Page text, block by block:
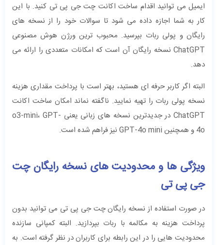
ایمیل می‌ توانید اقدام ساخت اکانت چت جی پی تی کنید. با این
کار به شما اجازه داده می‌ شود تا سوالات خود را از نسخه ‌های
رایگان و پولی ربات بپرسید. محبوب ترین ورژن هوش مصنوعی
ChatGPT نسخه رایگان آن است که امکانات متعددی را ارائه می
‌دهد.
البته اگر کاربر حرفه‌ ای هستید، بهتر است با پرداخت مقداری هزینه
نسخه پولی ربات را تهیه نمایید. ناگفته نماند امکان ساخت اکانت
ChatGPT در جدیدترین نسخه های زبانی یعنی o3-mini، GPT-
4o و همچنین GPT-4o mini نیز فراهم شده است.
ویژگی‌ ها و محدودیت ‌های نسخه رایگان چت
جی پی تی
در صورت استفاده از نسخه رایگان چت جی پی تی می‌ توانید بدون
پرداخت هزینه به مکالمه با ربات بپردازید. البته کمپانی سازنده
محدودیت‌ هایی را در این رابطه برای کاربران در نظر گرفته است. به